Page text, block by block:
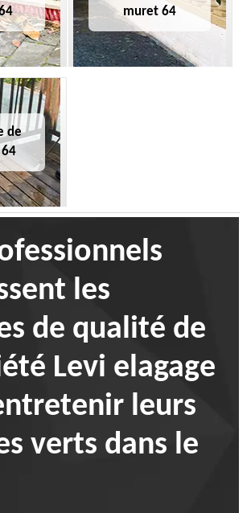
muret 64
de
les
de qualité de
Levi elagage
leurs
verts dans le